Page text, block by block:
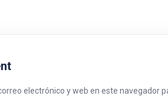
electrónico y web en este navegador